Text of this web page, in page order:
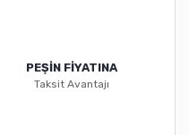
PEŞİN FİYATINA
Taksit Avantajı